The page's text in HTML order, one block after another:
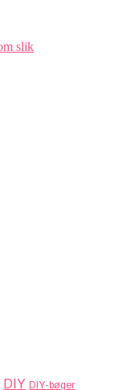
DIY DIY-bøger